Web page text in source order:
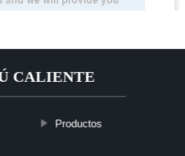
CALIENTE
Productos